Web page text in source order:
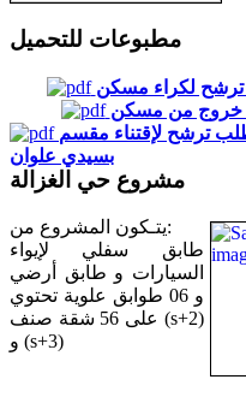
مطبوعات للتحميل
ترشح لكراء مسكن
خروج من مسكن
ترشح لإقتناء مقسم
بسيدي علوان
مشروع حي الغزالة
يتـكون المشروع من:
طابق سفلي لإيواء
السيارات و طابق أرضي
و 06 طوابق علوية تحتوي
على 56 شقة صنف (s+2)
و (s+3)